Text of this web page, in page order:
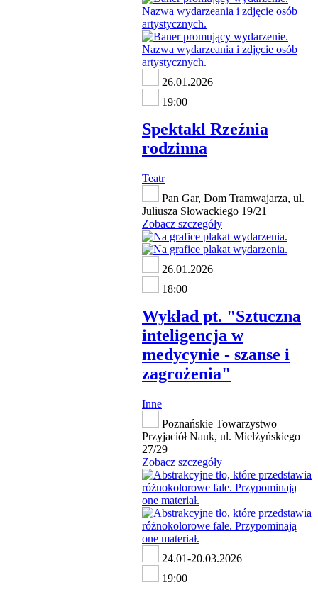
26.01.2026
19:00
Spektakl Rzeźnia
rodzinna
Teatr
Pan Gar, Dom Tramwajarza, ul.
Juliusza Słowackiego 19/21
Zobacz szczegóły
26.01.2026
18:00
Wykład pt. "Sztuczna
inteligencja w
medycynie - szanse i
zagrożenia"
Inne
Poznańskie Towarzystwo
Przyjaciół Nauk, ul. Mielżyńskiego
27/29
Zobacz szczegóły
24.01-20.03.2026
19:00